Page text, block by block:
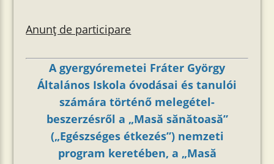
Anunț de participare
A gyergyóremetei Fráter György
Általános Iskola óvodásai és tanulói
számára történő melegétel-
beszerzésről a „Masă sănătoasă”
(„Egészséges étkezés”) nemzeti
program keretében, a „Masă